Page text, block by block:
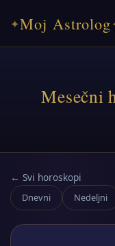
✦Moj Astrolog
Mesečni
← Svi horoskopi
Dnevni Nedeljni